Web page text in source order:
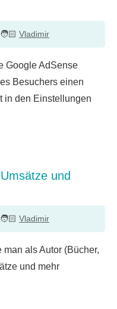
Vladimir
Google AdSense
Besuchers einen
in den Einstellungen
und
Vladimir
als Autor (Bücher,
und mehr